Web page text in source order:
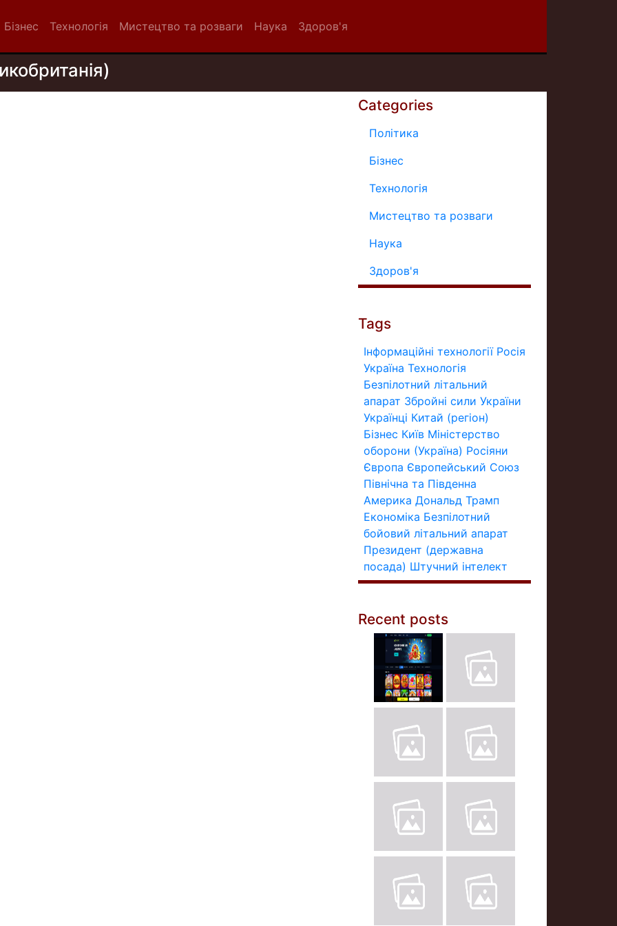
Бізнес Технологія Мистецтво та розваги Наука Здоров'я
Categories
Політика
Бізнес
Технологія
Мистецтво та розваги
Наука
Здоров'я
Tags
Інформаційні технології Росія
Україна Технологія
Безпілотний літальний
апарат Збройні сили України
Українці Китай (регіон)
Бізнес Київ Міністерство
оборони (Україна) Росіяни
Європа Європейський Союз
Північна та Південна
Америка Дональд Трамп
Економіка Безпілотний
бойовий літальний апарат
Президент (державна
посада) Штучний інтелект
Recent posts